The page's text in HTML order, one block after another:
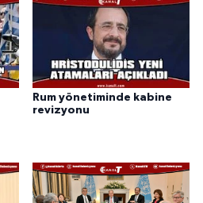
Rum yönetiminde kabine
revizyonu